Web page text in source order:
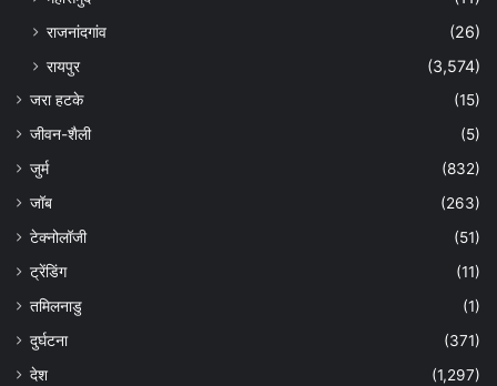
राजनांदगांव
(26)
रायपुर
(3,574)
जरा हटके
(15)
जीवन-शैली
(5)
जुर्म
(832)
जॉब
(263)
टेक्नोलॉजी
(51)
ट्रेंडिंग
(11)
तमिलनाडु
(1)
दुर्घटना
(371)
देश
(1,297)